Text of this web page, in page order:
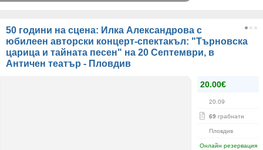
50 години на сцена: Илка Александрова с
юбилеен авторски концерт-спектакъл: "Търновска
царица и тайната песен" на 20 Септември, в
Античен театър - Пловдив
20.00€
20.09
69 грабнати
Пловдив
Онлайн резервация